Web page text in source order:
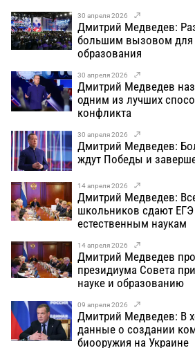
30 апреля 2026
Дмитрий Медведев:
большим вызовом для
образования
30 апреля 2026
Дмитрий Медведев
одним из лучших
конфликта
30 апреля 2026
Дмитрий Медведев:
ждут Победы и
14 апреля 2026
Дмитрий Медведев:
школьников сдают
естественным наукам
14 апреля 2026
Дмитрий Медведев
президиума Совета
науке и образованию
09 апреля 2026
Дмитрий Медведев: В
данные о создании
биооружия на Украине